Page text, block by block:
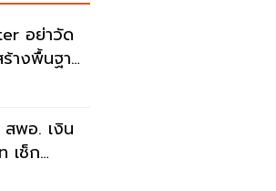
อย่าวัด
างพื้นฐาน
พอ. เงิน
เช็ก